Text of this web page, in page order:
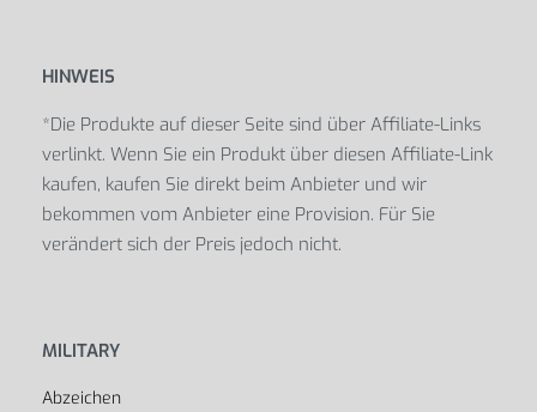
HINWEIS
*Die Produkte auf dieser Seite sind über Affiliate-Links
verlinkt. Wenn Sie ein Produkt über diesen Affiliate-Link
kaufen, kaufen Sie direkt beim Anbieter und wir
bekommen vom Anbieter eine Provision. Für Sie
verändert sich der Preis jedoch nicht.
MILITARY
Abzeichen